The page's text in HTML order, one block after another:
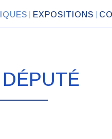
EXPOSITIONS